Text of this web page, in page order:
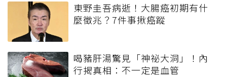
東野圭吾病逝！大腸癌初期有什
麼徵兆？7件事揪癌蹤
喝豬肝湯驚見「神祕大洞」！內
行揭真相：不一定是血管